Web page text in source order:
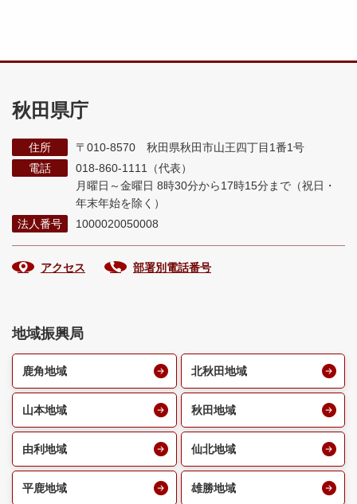
秋田県庁
住所
〒010-8570 秋田県秋田市山王四丁目1番1号
電話
018-860-1111（代表）
月曜日～金曜日 8時30分から17時15分まで （祝日・
年末年始を除く）
法人番号
1000020050008
アクセス 部署別電話番号
地域振興局
鹿角地域 北秋田地域
山本地域 秋田地域
由利地域 仙北地域
平鹿地域 雄勝地域